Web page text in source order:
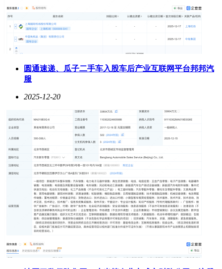
圆通速递、瓜子二手车入股车后产业互联网平台邦邦汽
服
2025-12-20